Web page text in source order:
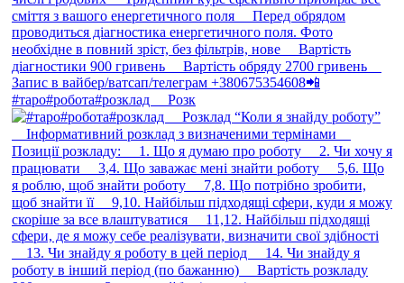
#таро#робота#розклад ⠀ Розк